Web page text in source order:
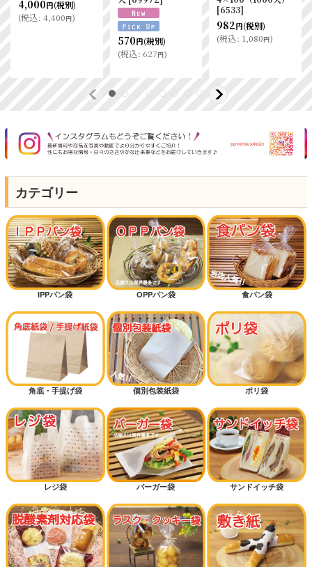
4,000円(税別)
(税込: 4,400円)
570円(税別)
(税込: 627円)
[6533]
982円(税別)
(税込: 1,080円)
カテゴリー
IPPパン袋 OPPパン袋 食パン袋
角底・手提げ袋 個別包装紙袋 ポリ袋
レジ袋 バーガー袋 サンドイッチ袋